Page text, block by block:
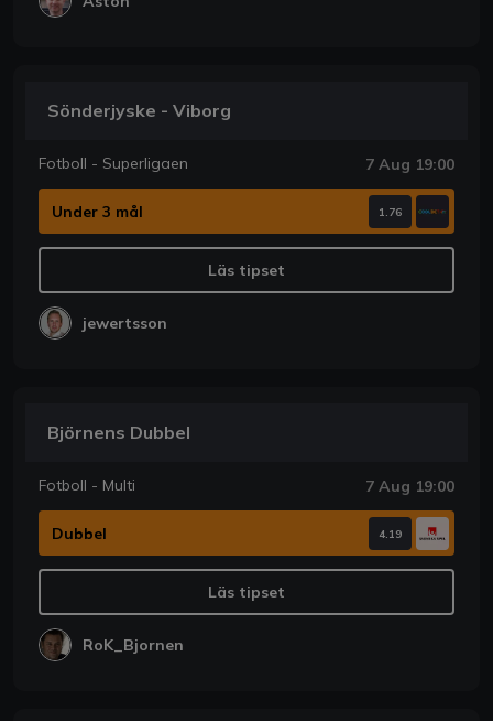
Sönderjyske - Viborg
Fotboll - Superligaen 7 Aug 19:00
Under 3 mål 1.76
Läs tipset
jewertsson
Björnens Dubbel
Fotboll - Multi 7 Aug 19:00
Dubbel 4.19
Läs tipset
RoK_Bjornen